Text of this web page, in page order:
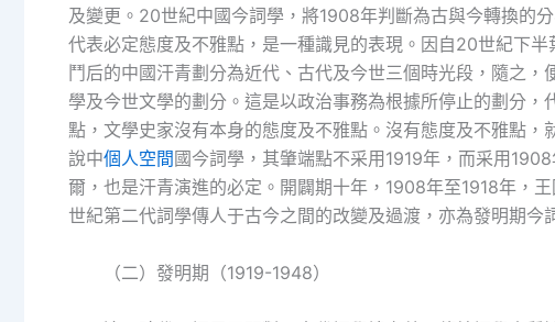
及變更。20世紀中國今詞學，將1908年判斷為古與今轉換的
代表必定態度及不雅點，是一種識見的表現。因自20世紀下
鬥后的中國汗青劃分為近代、古代及今世三個時光段，隨之，
學及今世文學的劃分。這是以政治事務為根據所停止的劃分，
點，文學史家沒有本身的態度及不雅點。沒有態度及不雅點，
說中個人空間 國今詞學，其肇端點不采用1919年，而采用
爾，也是汗青演進的必定。開闢期十年，1908年至1918年，
世紀第二代詞學傳人于古今之間的改變及過渡，亦為發明期今
（二）發明期（1919-1948）